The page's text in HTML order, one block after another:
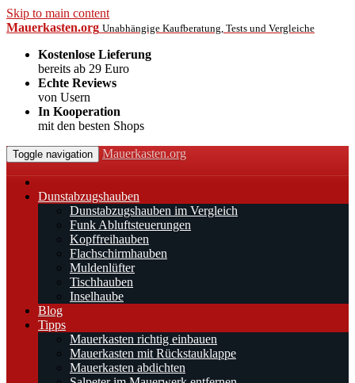
Skip to main content
Mauerkasten.org Unabhängige Kaufberatung, Tests und Vergleiche
Kostenlose Lieferung
bereits ab 29 Euro
Echte Reviews
von Usern
In Kooperation
mit den besten Shops
Toggle navigation Mauerkasten.org
Dunstabzugshauben
Dunstabzugshauben im Vergleich
Funk Abluftsteuerungen
Kopffreihauben
Flachschirmhauben
Muldenlüfter
Tischhauben
Inselhaube
Blog
Tipps
Mauerkasten richtig einbauen
Mauerkasten mit Rückstauklappe
Mauerkasten abdichten